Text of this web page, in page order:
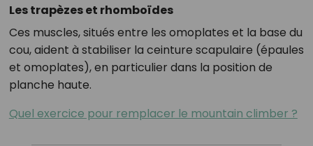
Les trapèzes et rhomboïdes
Ces muscles, situés entre les omoplates et la base du
cou, aident à stabiliser la ceinture scapulaire (épaules
et omoplates), en particulier dans la position de
planche haute.
Quel exercice pour remplacer le mountain climber ?